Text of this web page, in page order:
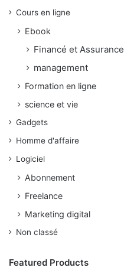
Cours en ligne
Ebook
Financé et Assurance
management
Formation en ligne
science et vie
Gadgets
Homme d'affaire
Logiciel
Abonnement
Freelance
Marketing digital
Non classé
Featured Products